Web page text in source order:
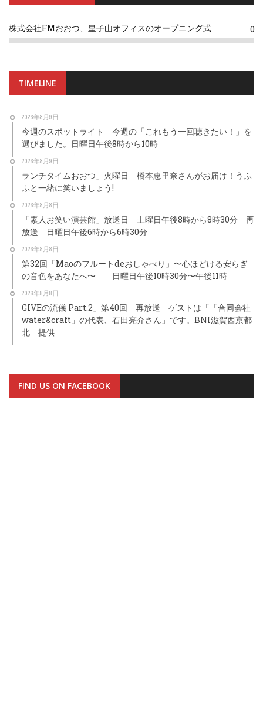
株式会社FMおおつ、皇子山オフィスのオープニング式 0
TIMELINE
2026年8月9日
今週のスポットライト 今週の「これもう一回聴きたい！」を
選びました。日曜日午後8時から10時
2026年8月9日
ランチタイムおおつ」火曜日 橋本恵里奈さんがお届け！うふ
ふと一緒に笑いましょう!
2026年8月8日
「素人お笑い演芸館」放送日 土曜日午後8時から8時30分 再
放送 日曜日午後6時から6時30分
2026年8月8日
第32回「Maoのフルートdeおしゃべり」〜心ほどける安らぎ
の音色をあなたへ〜 日曜日午後10時30分〜午後11時
2026年8月8日
GIVEの流儀 Part.2」第40回 再放送 ゲストは「「合同会社
water&craft」の代表、石田亮介さん」です。BNI滋賀西京都
北 提供
FIND US ON FACEBOOK